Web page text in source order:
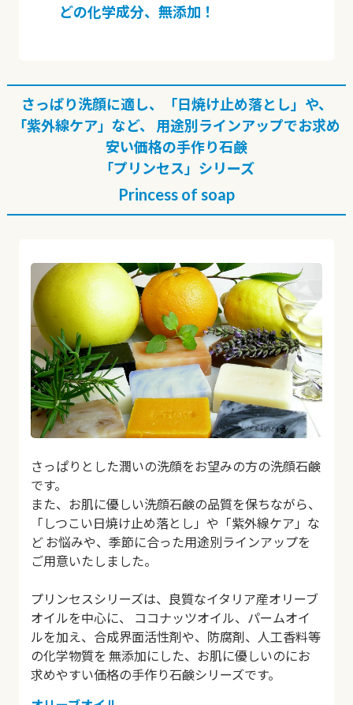
どの化学成分、無添加！
さっぱり洗顔に適し、「日焼け止め落とし」や、
「紫外線ケア」など、
用途別ラインアップでお求め
安い価格の手作り石鹸
「プリンセス」シリーズ
Princess of soap
さっぱりとした潤いの洗顔をお望みの方の洗顔石鹸
です。
また、お肌に優しい洗顔石鹸の品質を保ちながら、
「しつこい日焼け止め落とし」や「紫外線ケア」な
どお悩みや、季節に合った用途別ラインアップを
ご用意いたしました。
プリンセスシリーズは、良質なイタリア産オリーブ
オイルを中心に、
ココナッツオイル、パームオイ
ルを加え、合成界面活性剤や、防腐剤、人工香料等
の化学物質を 無添加にした、お肌に優しいのにお
求めやすい価格の手作り石鹸シリーズです。